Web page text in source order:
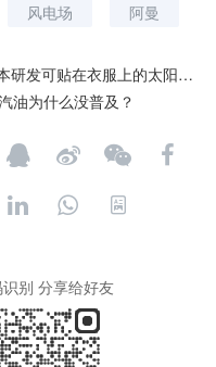
风电场 阿曼
发可贴在衣服上的太阳能电池
油为什么没普及？
别 分享给好友